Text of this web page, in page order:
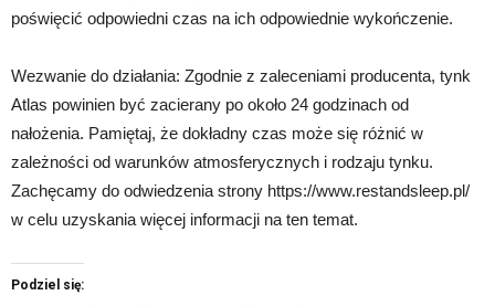
poświęcić odpowiedni czas na ich odpowiednie wykończenie.
Wezwanie do działania: Zgodnie z zaleceniami producenta, tynk
Atlas powinien być zacierany po około 24 godzinach od
nałożenia. Pamiętaj, że dokładny czas może się różnić w
zależności od warunków atmosferycznych i rodzaju tynku.
Zachęcamy do odwiedzenia strony https://www.restandsleep.pl/
w celu uzyskania więcej informacji na ten temat.
Podziel się: